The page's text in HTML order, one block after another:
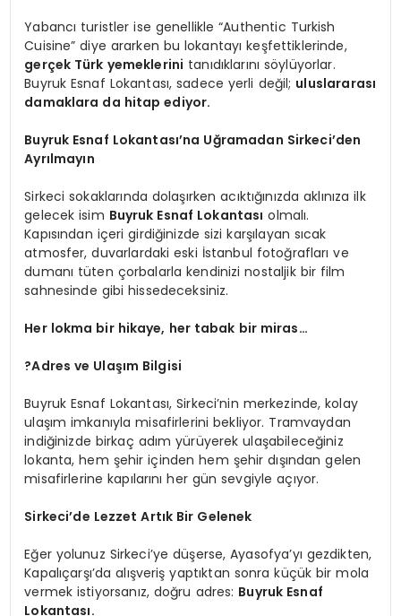
Yabancı turistler ise genellikle “Authentic Turkish
Cuisine” diye ararken bu lokantayı keşfettiklerinde,
gerçek Türk yemeklerini tanıdıklarını söylüyorlar.
Buyruk Esnaf Lokantası, sadece yerli değil; uluslararası
damaklara da hitap ediyor.
Buyruk Esnaf Lokantası’na Uğramadan Sirkeci’den
Ayrılmayın
Sirkeci sokaklarında dolaşırken acıktığınızda aklınıza ilk
gelecek isim Buyruk Esnaf Lokantası olmalı.
Kapısından içeri girdiğinizde sizi karşılayan sıcak
atmosfer, duvarlardaki eski İstanbul fotoğrafları ve
dumanı tüten çorbalarla kendinizi nostaljik bir film
sahnesinde gibi hissedeceksiniz.
Her lokma bir hikaye, her tabak bir miras…
?Adres ve Ulaşım Bilgisi
Buyruk Esnaf Lokantası, Sirkeci’nin merkezinde, kolay
ulaşım imkanıyla misafirlerini bekliyor. Tramvaydan
indiğinizde birkaç adım yürüyerek ulaşabileceğiniz
lokanta, hem şehir içinden hem şehir dışından gelen
misafirlerine kapılarını her gün sevgiyle açıyor.
Sirkeci’de Lezzet Artık Bir Gelenek
Eğer yolunuz Sirkeci’ye düşerse, Ayasofya’yı gezdikten,
Kapalıçarşı’da alışveriş yaptıktan sonra küçük bir mola
vermek istiyorsanız, doğru adres: Buyruk Esnaf
Lokantası.